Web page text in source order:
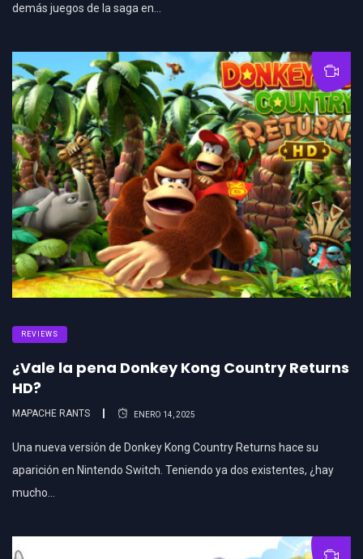
demás juegos de la saga en…
REVIEWS
¿Vale la pena Donkey Kong Country Returns
HD?
MAPACHE RANTS ENERO 14, 2025
Una nueva versión de Donkey Kong Country Returns hace su
aparición en Nintendo Switch. Teniendo ya dos existentes, ¿hay
mucho…